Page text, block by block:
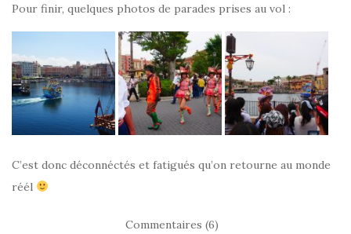
Pour finir, quelques photos de parades prises au vol :
C’est donc déconnéctés et fatigués qu’on retourne au monde
réél
Commentaires (6)